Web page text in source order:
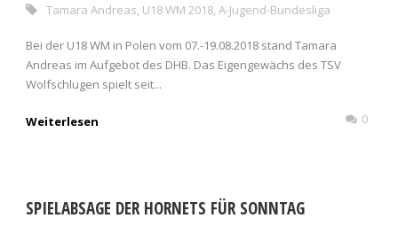
Tamara Andreas U18 WM 2018 A-Jugend-Bundesliga
Bei der U18 WM in Polen vom 07.-19.08.2018 stand Tamara
Andreas im Aufgebot des DHB. Das Eigengewächs des TSV
Wolfschlugen spielt seit...
Weiterlesen 0
SPIELABSAGE DER HORNETS FÜR SONNTAG